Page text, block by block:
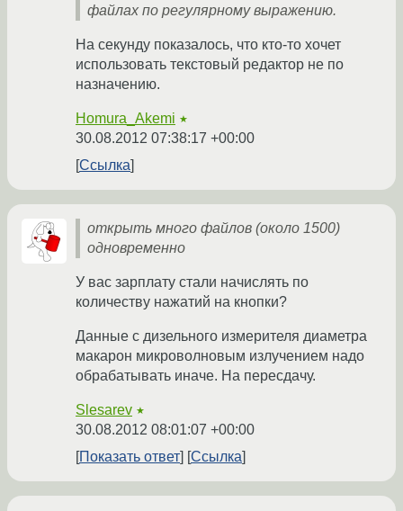
файлах по регулярному выражению.
На секунду показалось, что кто-то хочет
использовать текстовый редактор не по
назначению.
Homura_Akemi ★
30.08.2012 07:38:17 +00:00
Ссылка
открыть много файлов (около 1500)
одновременно
У вас зарплату стали начислять по
количеству нажатий на кнопки?
Данные с дизельного измерителя диаметра
макарон микроволновым излучением надо
обрабатывать иначе. На пересдачу.
Slesarev ★
30.08.2012 08:01:07 +00:00
Показать ответ
Ссылка